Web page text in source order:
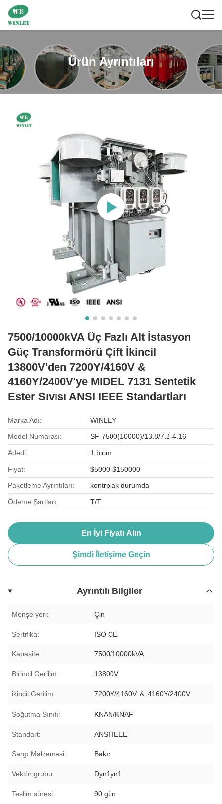
Ürün Ayrıntıları
7500/10000kVA Üç Fazlı Alt İstasyon
Güç Transformörü Çift İkincil
13800V'den 7200Y/4160V &
4160Y/2400V'ye MIDEL 7131 Sentetik
Ester Sıvısı ANSI IEEE Standartları
Marka Adı: WINLEY
Model Numarası: SF-7500(10000)/13.8/7.2-4.16
Adedi: 1 birim
Fiyat: $5000-$150000
Paketleme Ayrıntıları: kontrplak durumda
Ödeme Şartları: T/T
En İyi Fiyatı Alın
Şimdi İletişime Geçin
Ayrıntılı Bilgiler
Menşe yeri: Çin
Sertifika: ISO CE
Kapasite: 7500/10000kVA
Birincil Gerilim: 13800V
ikincil Gerilim: 7200Y/4160V ＆ 4160Y/2400V
Soğutma Sınıfı: KNAN/KNAF
Standart: ANSI IEEE
Sargı Malzemesi: Bakır
Vektör grubu: Dyn1yn1
Teslim süresi: 90 gün